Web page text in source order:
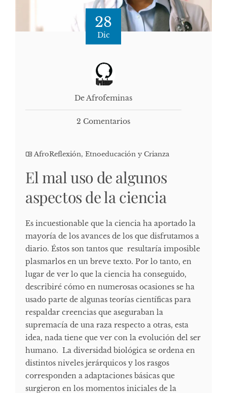
28
Dic
De Afrofeminas
2 Comentarios
AfroReflexión, Etnoeducación y Crianza
El mal uso de algunos
aspectos de la ciencia
Es incuestionable que la ciencia ha aportado la
mayoría de los avances de los que disfrutamos a
diario. Éstos son tantos que resultaría imposible
plasmarlos en un breve texto. Por lo tanto, en
lugar de ver lo que la ciencia ha conseguido,
describiré cómo en numerosas ocasiones se ha
usado parte de algunas teorías científicas para
respaldar creencias que aseguraban la
supremacía de una raza respecto a otras, esta
idea, nada tiene que ver con la evolución del ser
humano. La diversidad biológica se ordena en
distintos niveles jerárquicos y los rasgos
corresponden a adaptaciones básicas que
surgieron en los momentos iniciales de la